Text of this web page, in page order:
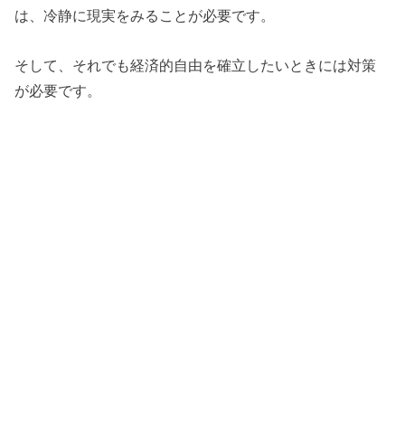
は、冷静に現実をみることが必要です。
そして、それでも経済的自由を確立したいときには対策
が必要です。